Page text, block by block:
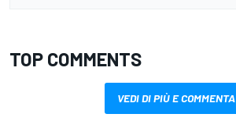
TOP COMMENTS
VEDI DI PIÙ E COMMENTA